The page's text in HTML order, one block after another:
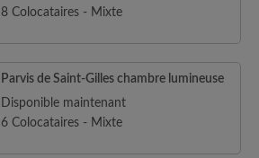
8 Colocataires - Mixte
Parvis de Saint-Gilles chambre lumineuse
Disponible maintenant
6 Colocataires - Mixte